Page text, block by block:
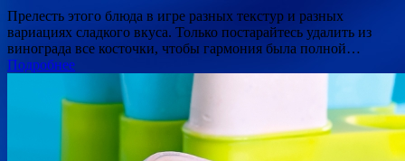
Прелесть этого блюда в игре разных текстур и разных
вариациях сладкого вкуса. Только постарайтесь удалить из
винограда все косточки, чтобы гармония была полной…
Подробнее